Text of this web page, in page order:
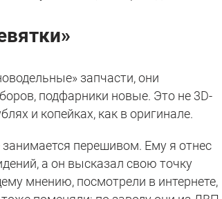
запчасти, они
подфарники новые. Это не 3D-
и копейках, как в оригинале.
перешивом. Ему я отнес
а он высказал свою точку
мнению, посмотрели в интернете,